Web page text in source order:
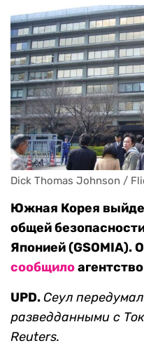
Dick Thomas Johnson /
Южная Корея
общей
Японией (GSOMIA).
сообщило
UPD.Сеул
разведданными с
Reuters.